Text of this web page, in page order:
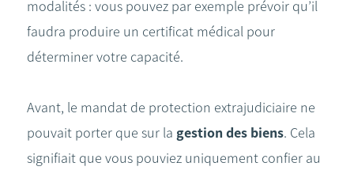
modalités : vous pouvez par exemple prévoir qu’il
faudra produire un certificat médical pour
déterminer votre capacité.
Avant, le mandat de protection extrajudiciaire ne
pouvait porter que sur la gestion des biens. Cela
signifiait que vous pouviez uniquement confier au